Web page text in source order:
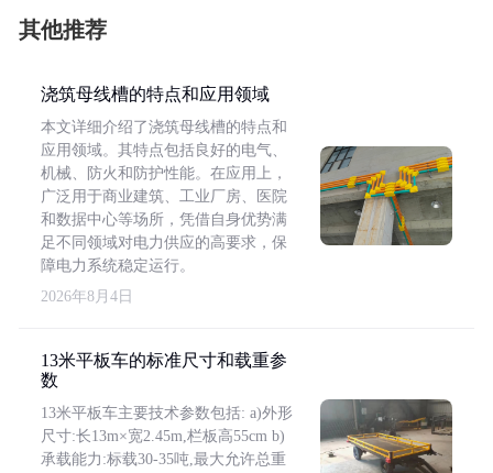
其他推荐
浇筑母线槽的特点和应用领域
本文详细介绍了浇筑母线槽的特点和
应用领域。其特点包括良好的电气、
机械、防火和防护性能。在应用上，
广泛用于商业建筑、工业厂房、医院
和数据中心等场所，凭借自身优势满
足不同领域对电力供应的高要求，保
障电力系统稳定运行。
2026年8月4日
13米平板车的标准尺寸和载重参
数
13米平板车主要技术参数包括: a)外形
尺寸:长13m×宽2.45m,栏板高55cm b)
承载能力:标载30-35吨,最大允许总重